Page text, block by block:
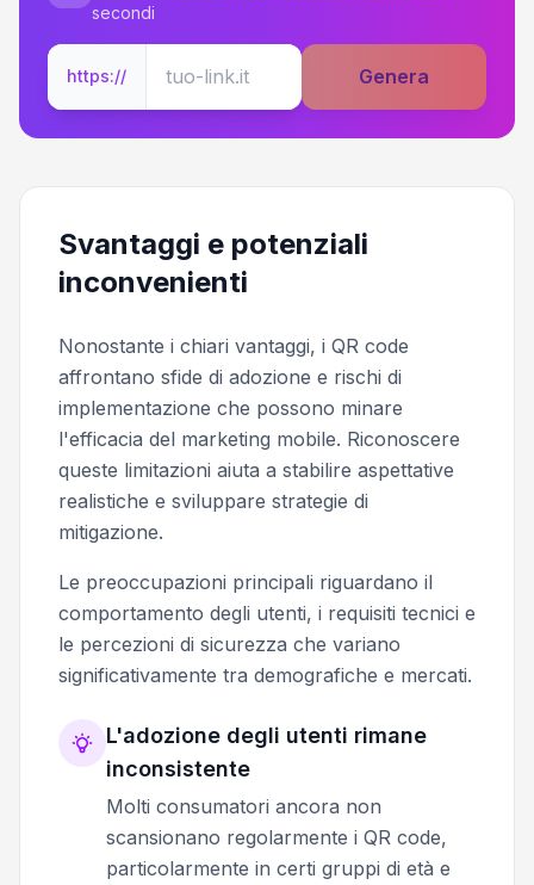
secondi
https:// Genera
Svantaggi e potenziali
inconvenienti
Nonostante i chiari vantaggi, i QR code
affrontano sfide di adozione e rischi di
implementazione che possono minare
l'efficacia del marketing mobile. Riconoscere
queste limitazioni aiuta a stabilire aspettative
realistiche e sviluppare strategie di
mitigazione.
Le preoccupazioni principali riguardano il
comportamento degli utenti, i requisiti tecnici e
le percezioni di sicurezza che variano
significativamente tra demografiche e mercati.
L'adozione degli utenti rimane
inconsistente
Molti consumatori ancora non
scansionano regolarmente i QR code,
particolarmente in certi gruppi di età e